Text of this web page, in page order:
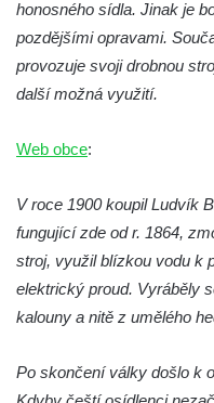
Mattoniho vila v lázních
Bývalý Štichlův Mlýn u
Bývalý Hotel Central v
Frinda)
Hotel Vladimir v Ústí
Budova Oblastního
Labem (bývalá Obecná
Vodní elektrárna Spálov
honosného sídla. Jinak je
pozdějšími opravami.
provozuje svoji drobnou
další možná využití.
Web obce:
V roce 1900 koupil Ludvík
fungující zde od r. 1864,
stroj, využil blízkou vodu k
elektrický proud. Vyráběly
kalouny a nitě z umělého
Po skončení války došlo k